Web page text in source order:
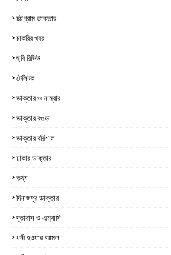
চট্টগ্রাম ডাক্তার
চাকরির খবর
ছবি রিভিউ
টেলিটক
ডাক্তার ও নাম্বার
ডাক্তার বগুড়া
ডাক্তার বরিশাল
ঢাকার ডাক্তার
তথ্য
দিনাজপুর ডাক্তার
দূতাবাস ও এম্বাসি
ধনী হওয়ার আমল